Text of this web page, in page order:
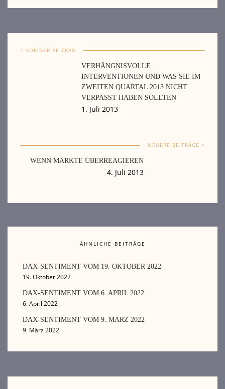
< VORIGER BEITRAG
VERHÄNGNISVOLLE
INTERVENTIONEN UND WAS SIE IM
ZWEITEN QUARTAL 2013 NICHT
VERPASST HABEN SOLLTEN
1. Juli 2013
NEUERE BEITRÄGE >
WENN MÄRKTE ÜBERREAGIEREN
4. Juli 2013
ÄHNLICHE BEITRÄGE
DAX-SENTIMENT VOM 19. OKTOBER 2022
19. Oktober 2022
DAX-SENTIMENT VOM 6. APRIL 2022
6. April 2022
DAX-SENTIMENT VOM 9. MÄRZ 2022
9. März 2022